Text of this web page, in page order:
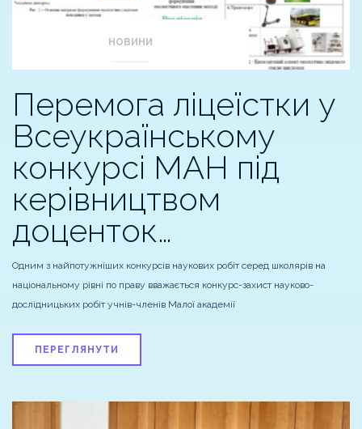
НОВИНИ
Перемога ліцеїстки у
Всеукраїнському
конкурсі МАН під
керівництвом
доценток…
Одним з найпотужніших конкурсів наукових робіт серед школярів на
національному рівні по праву вважається конкурс-захист науково-
дослідницьких робіт учнів-членів Малої академії
ПЕРЕГЛЯНУТИ